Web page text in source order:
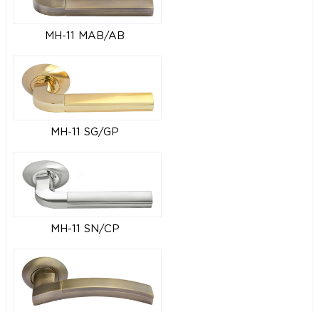
MH-11 MAB/AB
MH-11 SG/GP
MH-11 SN/CP